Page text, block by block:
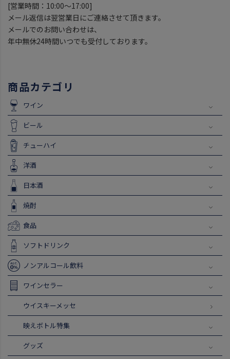
[営業時間：10:00～17:00]
メール返信は翌営業日にご連絡させて頂きます。
メールでのお問い合わせは、
年中無休24時間いつでも受付しております。
商品カテゴリ
ワイン
ビール
チューハイ
洋酒
日本酒
焼酎
食品
ソフトドリンク
ノンアルコール飲料
ワインセラー
ウイスキーメッセ
映えボトル特集
グッズ